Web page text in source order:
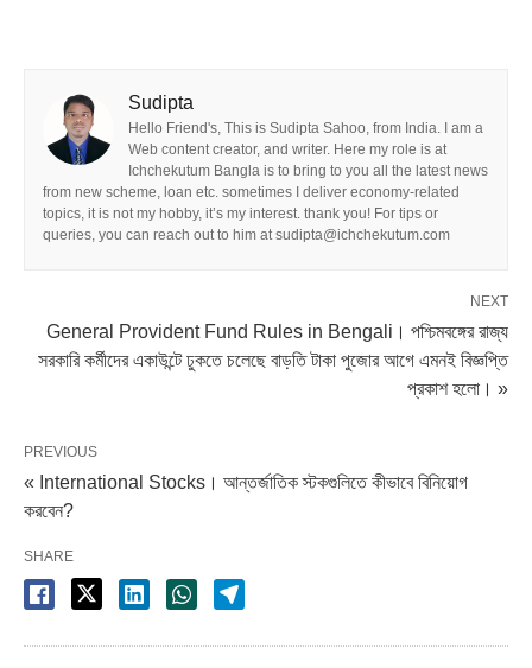
Sudipta
Hello Friend's, This is Sudipta Sahoo, from India. I am a
Web content creator, and writer. Here my role is at
Ichchekutum Bangla is to bring to you all the latest news
from new scheme, loan etc. sometimes I deliver economy-related
topics, it is not my hobby, it’s my interest. thank you! For tips or
queries, you can reach out to him at sudipta@ichchekutum.com
NEXT
General Provident Fund Rules in Bengali। পশ্চিমবঙ্গের রাজ্য
সরকারি কর্মীদের একাউন্টে ঢুকতে চলেছে বাড়তি টাকা পুজোর আগে এমনই বিজ্ঞপ্তি
প্রকাশ হলো। »
PREVIOUS
« International Stocks। আন্তর্জাতিক স্টকগুলিতে কীভাবে বিনিয়োগ
করবেন?
SHARE